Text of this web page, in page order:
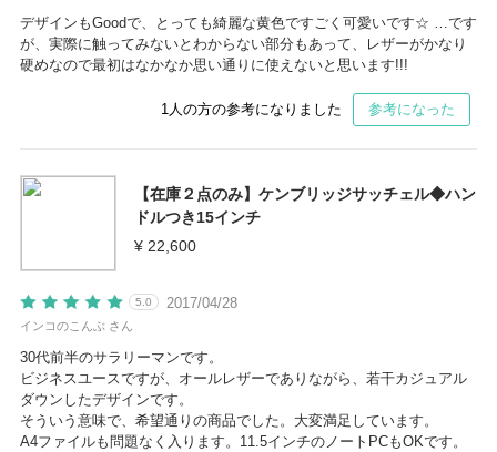
デザインもGoodで、とっても綺麗な黄色ですごく可愛いです☆ …です
が、実際に触ってみないとわからない部分もあって、レザーがかなり
硬めなので最初はなかなか思い通りに使えないと思います!!!
1 人の方の参考になりました 参考になった
【在庫２点のみ】ケンブリッジサッチェル◆ハン
ドルつき15インチ
¥ 22,600
2017/04/28
5.0
インコのこんぶ さん
30代前半のサラリーマンです。
ビジネスユースですが、オールレザーでありながら、若干カジュアル
ダウンしたデザインです。
そういう意味で、希望通りの商品でした。大変満足しています。
A4ファイルも問題なく入ります。11.5インチのノートPCもOKです。